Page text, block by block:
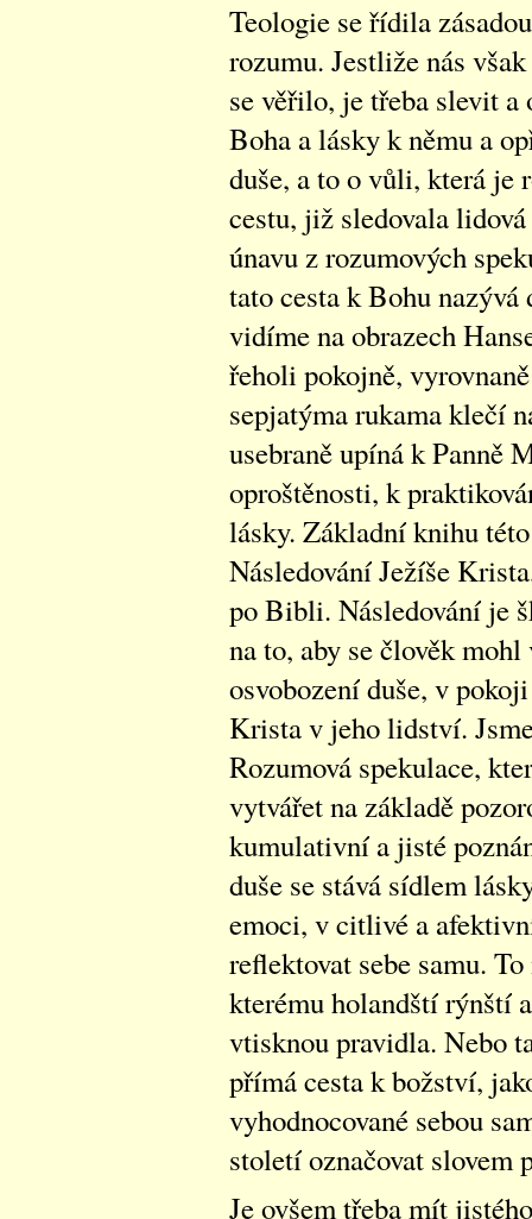
Teologie se řídila
rozumu. Jestliže nás
se věřilo, je třeba slevit
Boha a lásky k němu a
duše, a to o vůli, která je
cestu, již sledovala
únavu z rozumových
tato cesta k Bohu
vidíme na obrazech
řeholi pokojně,
sepjatýma rukama klečí
usebraně upíná k Panně
oproštěnosti, k
lásky. Základní knihu
Následování Ježíše
po Bibli. Následování je
na to, aby se člověk
osvobození duše, v
Krista v jeho lidství.
Rozumová spekulace,
vytvářet na základě
kumulativní a jisté
duše se stává sídlem
emoci, v citlivé a
reflektovat sebe samu.
kterému holandští rýnští
vtisknou pravidla. Nebo
přímá cesta k božství,
vyhodnocované sebou
století označovat slovem
Je ovšem třeba mít